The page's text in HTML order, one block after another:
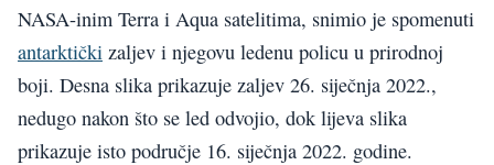
NASA-inim Terra i Aqua satelitima, snimio je spomenuti
antarktički zaljev i njegovu ledenu policu u prirodnoj
boji. Desna slika prikazuje zaljev 26. siječnja 2022.,
nedugo nakon što se led odvojio, dok lijeva slika
prikazuje isto područje 16. siječnja 2022. godine.